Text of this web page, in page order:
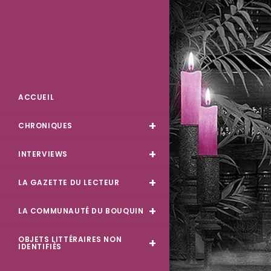
Skip
to
content
ACCUEIL
CHRONIQUES
INTERVIEWS
LA GAZETTE DU LECTEUR
LA COMMUNAUTÉ DU BOUQUIN
OBJETS LITTÉRAIRES NON
IDENTIFIÉS